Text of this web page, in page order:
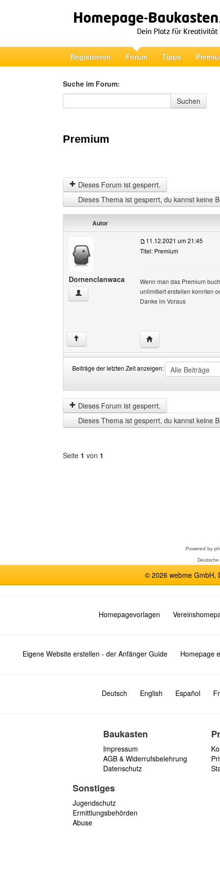
Registrieren Forum Tipps
Suche im Forum:
Suche im Forum
Suchen
Premium
Dieses Forum ist gesperrt.
Dieses Thema ist gesperrt, du kannst keine
Autor
Dornenclanwaca
Dornenclanwaca Benutzer-Profile anzeigen
11.12.2021 um 21:45
Titel: Premium
Wenn man das Premium
unlimitiert erstellen konnten
Danke im Voraus
↑ Website dieses
Beiträge der letzten Zeit anzeigen:
der
letzten
Zeit
anzeigen
by
Dieses Forum ist gesperrt.
Dieses Thema ist gesperrt, du kannst keine
Seite 1 von 1
Powered by
© 2026 webme GmbH,
Homepagevorlagen
Eigene Website erstellen - der Anfänger Guide Homepage
Deutsch English Español
Baukasten
Impressum
AGB & Widerrufsbelehrung
Datenschutz
Sonstiges
Jugendschutz
Ermittlungsbehörden
Abuse